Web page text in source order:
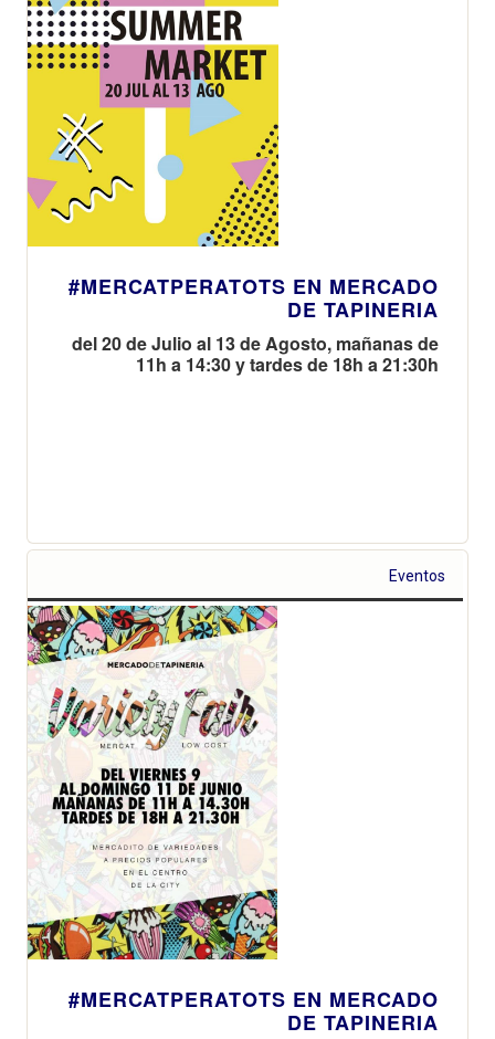
#MERCATPERATOTS EN MERCADO
DE TAPINERIA
del 20 de Julio al 13 de Agosto, mañanas de
11h a 14:30 y tardes de 18h a 21:30h
Eventos
#MERCATPERATOTS EN MERCADO
DE TAPINERIA